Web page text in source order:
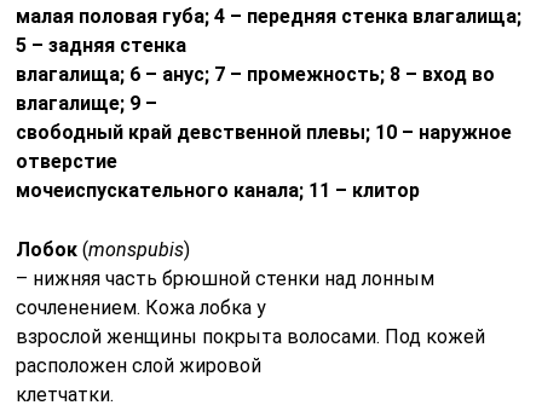
малая половая губа; 4 – передняя стенка влагалища;
5 – задняя стенка
влагалища; 6 – анус; 7 – промежность; 8 – вход во
влагалище; 9 –
свободный край девственной плевы; 10 – наружное
отверстие
мочеиспускательного канала; 11 – клитор
Лобок (monspubis)
– нижняя часть брюшной стенки над лонным
сочленением. Кожа лобка у
взрослой женщины покрыта волосами. Под кожей
расположен слой жировой
клетчатки.